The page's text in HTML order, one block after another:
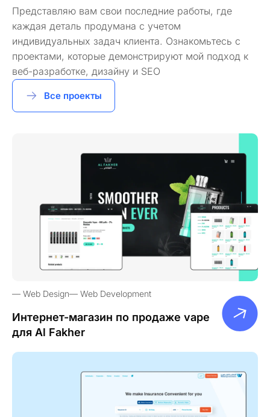
Представляю вам свои последние работы, где
каждая деталь продумана с учетом
индивидуальных задач клиента. Ознакомьтесь с
проектами, которые демонстрируют мой подход к
веб-разработке, дизайну и SEO
Все проекты
Web Design Web Development
Интернет-магазин по продаже vape
для Al Fakher